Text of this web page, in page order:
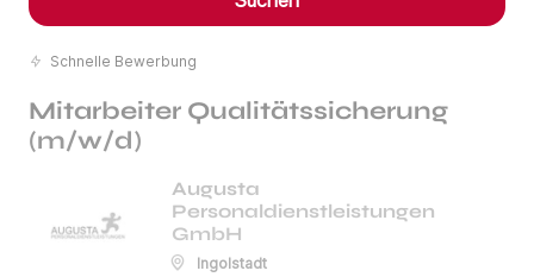
Schnelle Bewerbung
Mitarbeiter Qualitätssicherung
(m/w/d)
Augusta
Personaldienstleistungen
GmbH
Ingolstadt